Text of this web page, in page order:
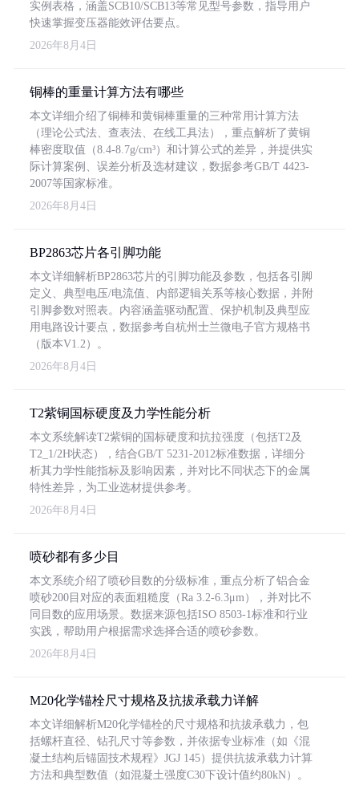
实例表格，涵盖SCB10/SCB13等常见型号参数，指导用户
快速掌握变压器能效评估要点。
2026年8月4日
铜棒的重量计算方法有哪些
本文详细介绍了铜棒和黄铜棒重量的三种常用计算方法
（理论公式法、查表法、在线工具法），重点解析了黄铜
棒密度取值（8.4-8.7g/cm³）和计算公式的差异，并提供实
际计算案例、误差分析及选材建议，数据参考GB/T 4423-
2007等国家标准。
2026年8月4日
BP2863芯片各引脚功能
本文详细解析BP2863芯片的引脚功能及参数，包括各引脚
定义、典型电压/电流值、内部逻辑关系等核心数据，并附
引脚参数对照表。内容涵盖驱动配置、保护机制及典型应
用电路设计要点，数据参考自杭州士兰微电子官方规格书
（版本V1.2）。
2026年8月4日
T2紫铜国标硬度及力学性能分析
本文系统解读T2紫铜的国标硬度和抗拉强度（包括T2及
T2_1/2H状态），结合GB/T 5231-2012标准数据，详细分
析其力学性能指标及影响因素，并对比不同状态下的金属
特性差异，为工业选材提供参考。
2026年8月4日
喷砂都有多少目
本文系统介绍了喷砂目数的分级标准，重点分析了铝合金
喷砂200目对应的表面粗糙度（Ra 3.2-6.3μm），并对比不
同目数的应用场景。数据来源包括ISO 8503-1标准和行业
实践，帮助用户根据需求选择合适的喷砂参数。
2026年8月4日
M20化学锚栓尺寸规格及抗拔承载力详解
本文详细解析M20化学锚栓的尺寸规格和抗拔承载力，包
括螺杆直径、钻孔尺寸等参数，并依据专业标准（如《混
凝土结构后锚固技术规程》JGJ 145）提供抗拔承载力计算
方法和典型数值（如混凝土强度C30下设计值约80kN）。